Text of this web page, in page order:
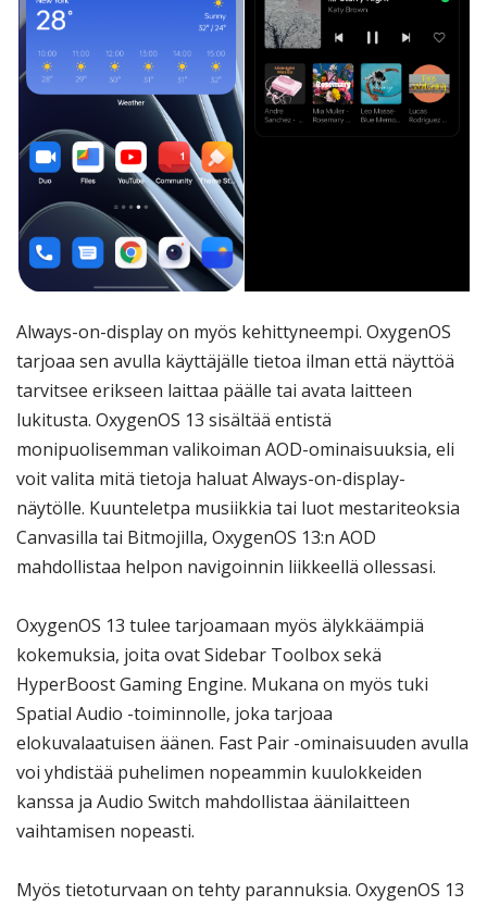
Always-on-display on myös kehittyneempi. OxygenOS
tarjoaa sen avulla käyttäjälle tietoa ilman että näyttöä
tarvitsee erikseen laittaa päälle tai avata laitteen
lukitusta. OxygenOS 13 sisältää entistä
monipuolisemman valikoiman AOD-ominaisuuksia, eli
voit valita mitä tietoja haluat Always-on-display-
näytölle. Kuunteletpa musiikkia tai luot mestariteoksia
Canvasilla tai Bitmojilla, OxygenOS 13:n AOD
mahdollistaa helpon navigoinnin liikkeellä ollessasi.
OxygenOS 13 tulee tarjoamaan myös älykkäämpiä
kokemuksia, joita ovat Sidebar Toolbox sekä
HyperBoost Gaming Engine. Mukana on myös tuki
Spatial Audio -toiminnolle, joka tarjoaa
elokuvalaatuisen äänen. Fast Pair -ominaisuuden avulla
voi yhdistää puhelimen nopeammin kuulokkeiden
kanssa ja Audio Switch mahdollistaa äänilaitteen
vaihtamisen nopeasti.
Myös tietoturvaan on tehty parannuksia. OxygenOS 13